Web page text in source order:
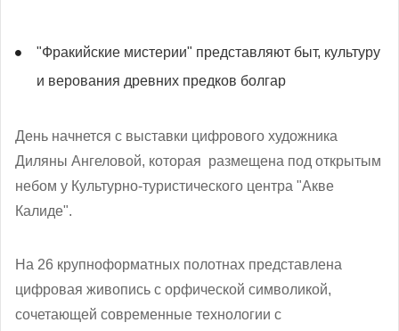
"Фракийские мистерии" представляют быт, культуру
и верования древних предков болгар
День начнется с выставки цифрового художника
Диляны Ангеловой, которая размещена под открытым
небом у Культурно-туристического центра "Акве
Калиде".
На 26 крупноформатных полотнах представлена
цифровая живопись с орфической символикой,
сочетающей современные технологии с